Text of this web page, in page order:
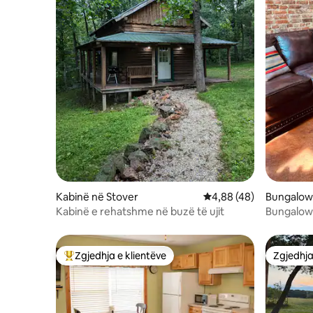
Kabinë në Stover Vlerësimi mesatar
4,88 (48)
Kabinë e rehatshme në buzë të ujit
Më të mirat e zgjedhjeve të klientëve
Zgjedhja e klientëve